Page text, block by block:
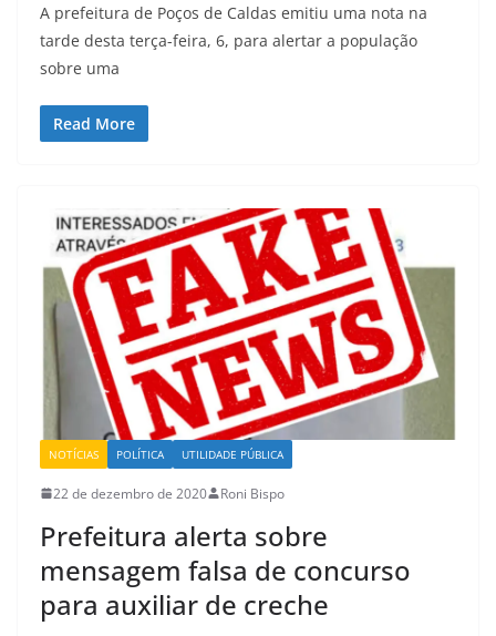
A prefeitura de Poços de Caldas emitiu uma nota na
tarde desta terça-feira, 6, para alertar a população
sobre uma
Read More
NOTÍCIAS POLÍTICA UTILIDADE PÚBLICA
22 de dezembro de 2020 Roni Bispo
Prefeitura alerta sobre
mensagem falsa de concurso
para auxiliar de creche